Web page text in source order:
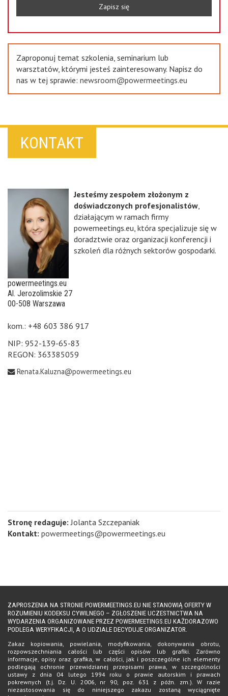
Zaproponuj temat szkolenia, seminarium lub
warsztatów, którymi jesteś zainteresowany. Napisz do
nas w tej sprawie: newsroom@powermeetings.eu
KONTAKT
Jesteśmy zespołem złożonym z
doświadczonych profesjonalistów,
działającym w ramach firmy
powemeetings.eu, która specjalizuje się w
doradztwie oraz organizacji konferencji i
szkoleń dla różnych sektorów gospodarki.
powermeetings.eu
Al. Jerozolimskie 27
00-508 Warszawa
kom.: +48 603 386 917
NIP: 952-139-65-83
REGON: 363385059
Renata.Kaluzna@powermeetings.eu
Stronę redaguje: Jolanta Szczepaniak
Kontakt: powermeetings@powermeetings.eu
ZAPROSZENIA NA STRONIE POWERMEETINGS.EU NIE STANOWIĄ OFERTY W
ROZUMIENIU KODEKSU CYWILNEGO – ZGŁOSZENIE UCZESTNICTWA NA
WYDARZENIA ORGANIZOWANE PRZEZ POWERMEETINGS.EU KAŻDORAZOWO
PODLEGA WERYFIKACJI, A O UDZIALE DECYDUJE ORGANIZATOR.
Zakaz kopiowania, powielania, modyfikowania, dokonywania obrotu,
rozpowszechniania całości lub części opisów lub grafiki. Zarówno
informacje, opisy oraz grafika, w całości, jak i poszczególne ich elementy
podlegają ochronie przewidzianej przepisami prawa, w szczególności
ustawy z dnia 04 lutego 1994 roku o prawie autorskim i prawach
pokrewnych (t.j. Dz. U. 2006, nr 90, poz. 631 z późn. zm.). W razie
niezastosowania się do niniejszego zakazu zostaną wyciągnięte